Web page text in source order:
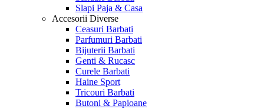
Slapi Paja & Casa
Accesorii Diverse
Ceasuri Barbati
Parfumuri Barbati
Bijuterii Barbati
Genti & Rucasc
Curele Barbati
Haine Sport
Tricouri Barbati
Butoni & Papioane